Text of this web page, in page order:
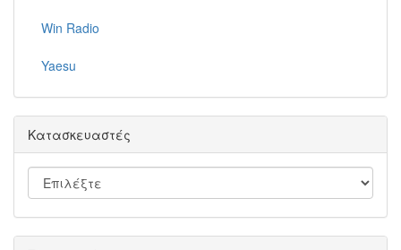
Win Radio
Yaesu
Κατασκευαστές